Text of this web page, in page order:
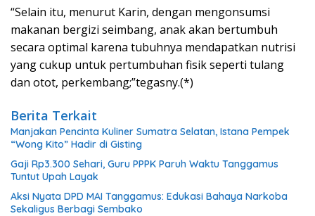
“Selain itu, menurut Karin, dengan mengonsumsi
makanan bergizi seimbang, anak akan bertumbuh
secara optimal karena tubuhnya mendapatkan nutrisi
yang cukup untuk pertumbuhan fisik seperti tulang
dan otot, perkembang;”tegasny.(*)
Berita Terkait
Manjakan Pencinta Kuliner Sumatra Selatan, Istana Pempek
“Wong Kito” Hadir di Gisting
Gaji Rp3.300 Sehari, Guru PPPK Paruh Waktu Tanggamus
Tuntut Upah Layak
Aksi Nyata DPD MAI Tanggamus: Edukasi Bahaya Narkoba
Sekaligus Berbagi Sembako